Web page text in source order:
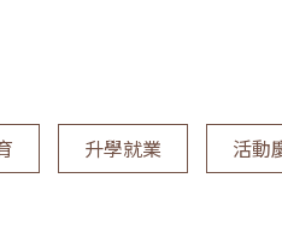
升學就業 活動